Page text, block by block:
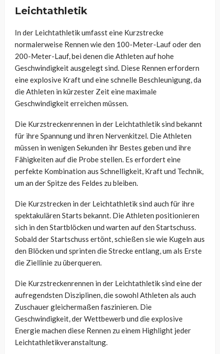
Leichtathletik
In der Leichtathletik umfasst eine Kurzstrecke
normalerweise Rennen wie den 100-Meter-Lauf oder den
200-Meter-Lauf, bei denen die Athleten auf hohe
Geschwindigkeit ausgelegt sind. Diese Rennen erfordern
eine explosive Kraft und eine schnelle Beschleunigung, da
die Athleten in kürzester Zeit eine maximale
Geschwindigkeit erreichen müssen.
Die Kurzstreckenrennen in der Leichtathletik sind bekannt
für ihre Spannung und ihren Nervenkitzel. Die Athleten
müssen in wenigen Sekunden ihr Bestes geben und ihre
Fähigkeiten auf die Probe stellen. Es erfordert eine
perfekte Kombination aus Schnelligkeit, Kraft und Technik,
um an der Spitze des Feldes zu bleiben.
Die Kurzstrecken in der Leichtathletik sind auch für ihre
spektakulären Starts bekannt. Die Athleten positionieren
sich in den Startblöcken und warten auf den Startschuss.
Sobald der Startschuss ertönt, schießen sie wie Kugeln aus
den Blöcken und sprinten die Strecke entlang, um als Erste
die Ziellinie zu überqueren.
Die Kurzstreckenrennen in der Leichtathletik sind eine der
aufregendsten Disziplinen, die sowohl Athleten als auch
Zuschauer gleichermaßen faszinieren. Die
Geschwindigkeit, der Wettbewerb und die explosive
Energie machen diese Rennen zu einem Highlight jeder
Leichtathletikveranstaltung.